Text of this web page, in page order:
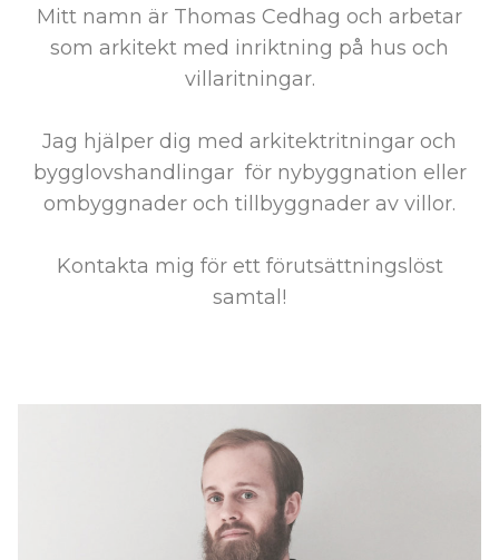
Mitt namn är Thomas Cedhag och arbetar
som arkitekt med inriktning på hus och
villaritningar.
Jag hjälper dig med arkitektritningar och
bygglovshandlingar för nybyggnation eller
ombyggnader och tillbyggnader av villor.
Kontakta mig för ett förutsättningslöst
samtal!